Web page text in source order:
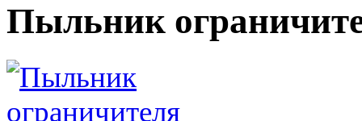
Пыльник